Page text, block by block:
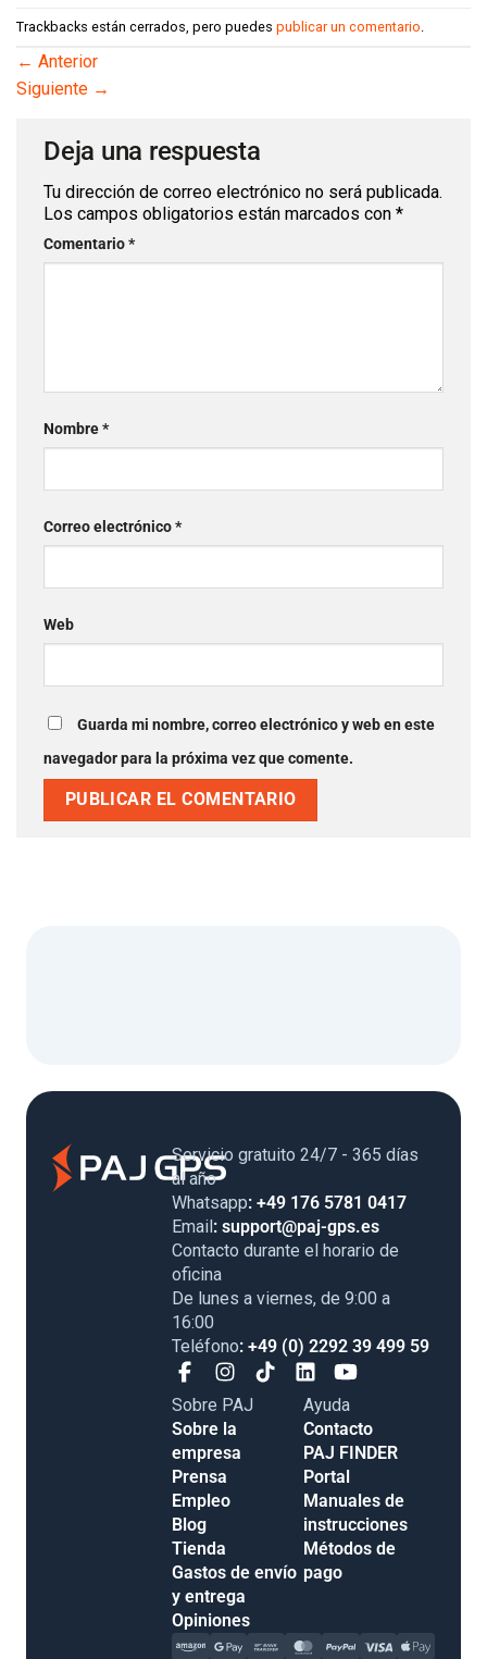
Trackbacks están cerrados, pero puedes publicar un comentario
← Anterior
Siguiente →
Deja una respuesta
Tu dirección de correo electrónico no será publicada.
Los campos obligatorios están marcados con *
Comentario*
Nombre*
Correo electrónico*
Web
Guarda mi nombre, correo electrónico y web en este
navegador para la próxima vez que comente.
Servicio gratuito 24/7 - 365 días
al año
Whatsapp: +49 176 5781 0417
Email: support@paj-gps.es
Contacto durante el horario de
oficina
De lunes a viernes, de 9:00 a
16:00
Teléfono: +49 (0) 2292 39 499 59
Sobre PAJ
Sobre la
empresa
Prensa
Empleo
Blog
Tienda
Gastos de envío
y entrega
Opiniones
Ayuda
Contacto
PAJ FINDER
Portal
Manuales de
instrucciones
Métodos de
pago